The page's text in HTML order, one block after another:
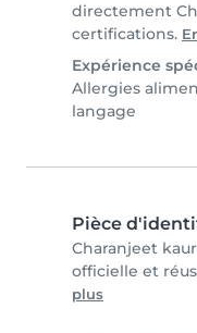
directement
certifications.
Expérience
Allergies
langage
Pièce
Charanjeet
officielle et
plus